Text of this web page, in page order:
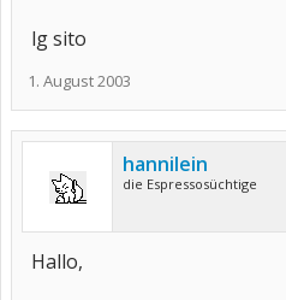
lg sito
1. August 2003
hannilein
die Espressosüchtige
Hallo,